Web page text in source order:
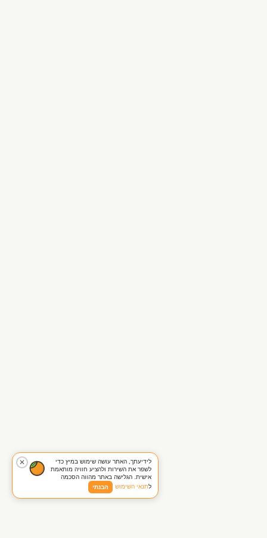
✕
לידיעתך, האתר עושה שימוש במיץ כדי
לשפר את השירות ולהציע חוויה מותאמת
אישית. הגלישה באתר מהווה הסכמה
לתנאי השימוש הבנתי